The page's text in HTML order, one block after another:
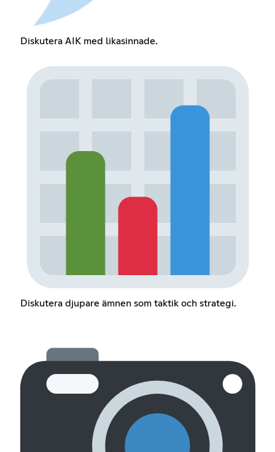
Diskutera AIK med likasinnade.
Diskutera djupare ämnen som taktik och strategi.